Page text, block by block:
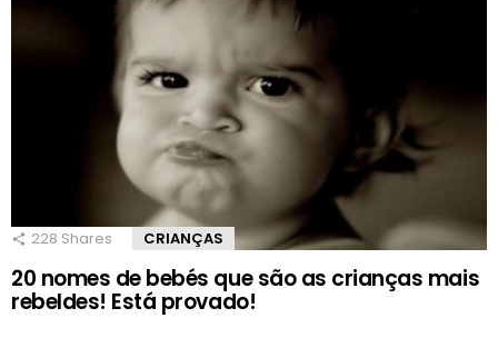
228 Shares CRIANÇAS
20 nomes de bebés que são as crianças mais
rebeldes! Está provado!